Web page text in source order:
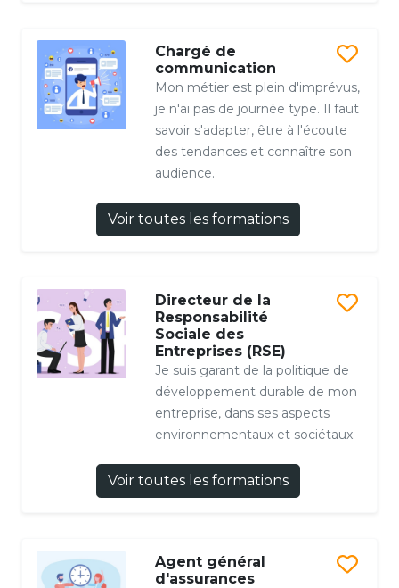
Chargé de
communication
Mon métier est plein d'imprévus,
je n'ai pas de journée type. Il faut
savoir s'adapter, être à l'écoute
des tendances et connaître son
audience.
Voir toutes les formations
Directeur de la
Responsabilité
Sociale des
Entreprises (RSE)
Je suis garant de la politique de
développement durable de mon
entreprise, dans ses aspects
environnementaux et sociétaux.
Voir toutes les formations
Agent général
d'assurances